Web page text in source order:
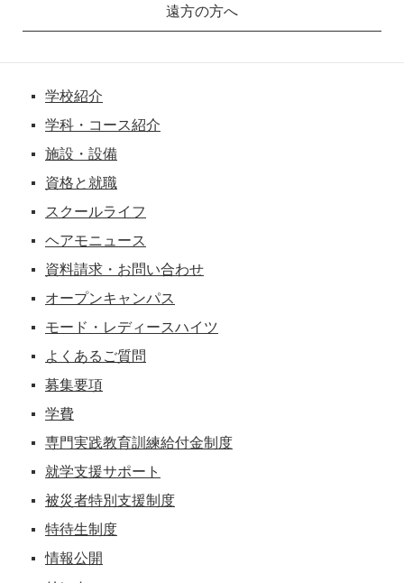
遠方の方へ
学校紹介
学科・コース紹介
施設・設備
資格と就職
スクールライフ
ヘアモニュース
資料請求・お問い合わせ
オープンキャンパス
モード・レディースハイツ
よくあるご質問
募集要項
学費
専門実践教育訓練給付金制度
就学支援サポート
被災者特別支援制度
特待生制度
情報公開